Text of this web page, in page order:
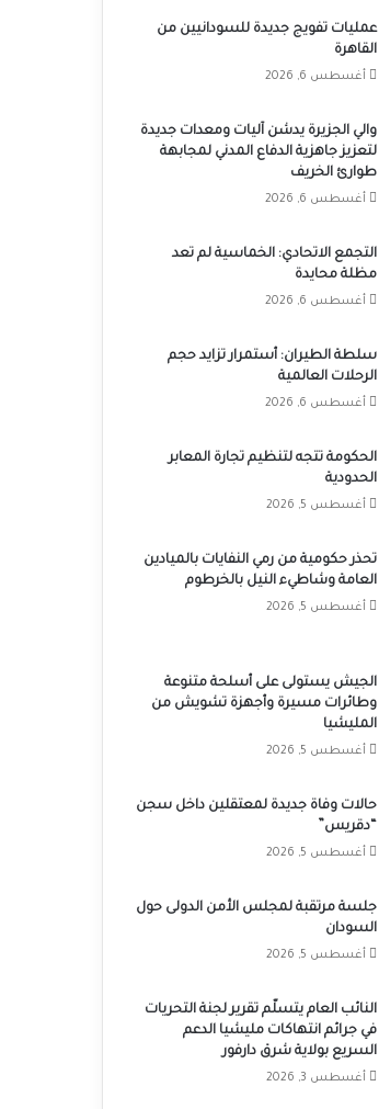
عمليات تفويج جديدة للسودانيين من
القاهرة
أغسطس 6, 2026
والي الجزيرة يدشن آليات ومعدات جديدة
لتعزيز جاهزية الدفاع المدني لمجابهة
طوارئ الخريف
أغسطس 6, 2026
التجمع الاتحادي: الخماسية لم تعد
مظلة محايدة
أغسطس 6, 2026
سلطة الطيران: أستمرار تزايد حجم
الرحلات العالمية
أغسطس 6, 2026
الحكومة تتجه لتنظيم تجارة المعابر
الحدودية
أغسطس 5, 2026
تحذر حكومية من رمي النفايات بالميادين
العامة وشاطيء النيل بالخرطوم
أغسطس 5, 2026
الجيش يستولى على أسلحة متنوعة
وطائرات مسيرة وأجهزة تشويش من
المليشيا
أغسطس 5, 2026
حالات وفاة جديدة لمعتقلين داخل سجن
“دقريس”
أغسطس 5, 2026
جلسة مرتقبة لمجلس الأمن الدولى حول
السودان
أغسطس 5, 2026
النائب العام يتسلّم تقرير لجنة التحريات
في جرائم انتهاكات مليشيا الدعم
السريع بولاية شرق دارفور
أغسطس 3, 2026